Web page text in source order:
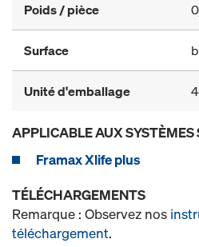
Poids / pièce
Surface
Unité d'emballage
APPLICABLE AUX SYSTÈMES
Framax Xlife plus
TÉLÉCHARGEMENTS
Remarque : Observez nos
téléchargement.